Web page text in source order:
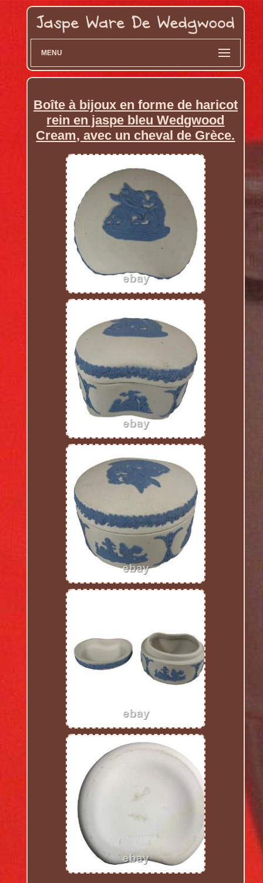
MENU
Boîte à bijoux en forme de haricot
rein en jaspe bleu Wedgwood
Cream, avec un cheval de Grèce.